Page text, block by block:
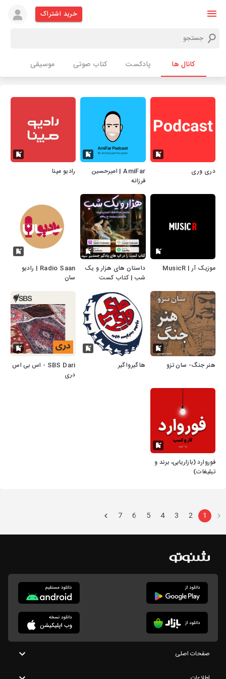
خرید اشتراک
کانال ها پادکست کتاب صوتی موسیقی
دری وری
AmiFar | امیرحسین
فرزانه
رادیو مپنا
موزیک آر | MusicR
داستان های هزار و یک
شب | کتاب کست
Radio Saan | رادیو
سان
هنر جنگ- سان تزو هاگیرواگیر
SBS Dari - اس بی اس
دری
فوروارد (بازاریابی، برند و
تبلیغات)
1
2
3
4
5
6
7
صفحات اصلی